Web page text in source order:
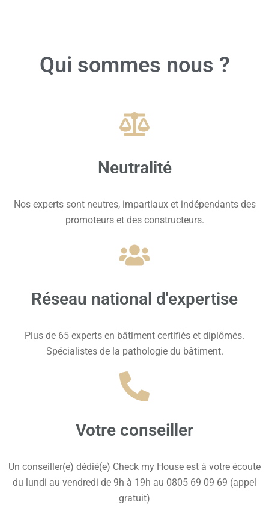
Qui sommes nous ?
Neutralité
Nos experts sont neutres, impartiaux et indépendants des
promoteurs et des constructeurs.
Réseau national d'expertise
Plus de 65 experts en bâtiment certifiés et diplômés.
Spécialistes de la pathologie du bâtiment.
Votre conseiller
Un conseiller(e) dédié(e) Check my House est à votre écoute
du lundi au vendredi de 9h à 19h au 0805 69 09 69 (appel
gratuit)